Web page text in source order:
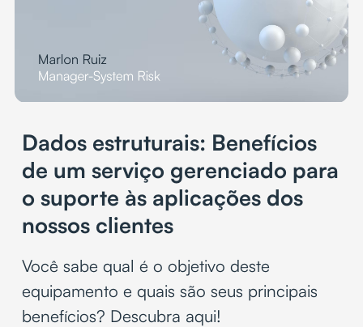
Dados estruturais: Benefícios
de um serviço gerenciado para
o suporte às aplicações dos
nossos clientes
Você sabe qual é o objetivo deste
equipamento e quais são seus principais
benefícios? Descubra aqui!